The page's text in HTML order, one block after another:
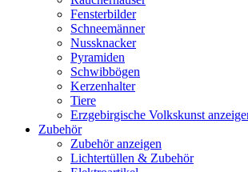
Fensterbilder
Schneemänner
Nussknacker
Pyramiden
Schwibbögen
Kerzenhalter
Tiere
Erzgebirgische Volkskunst
Zubehör
Zubehör anzeigen
Lichtertüllen & Zubehör